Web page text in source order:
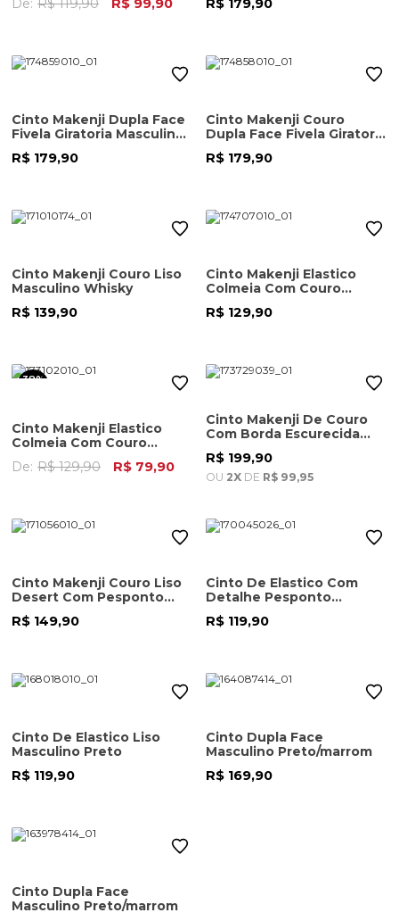
Cinto Makenji Dupla Face
Fivela Giratoria Masculino
R$ 179,90
Cinto Makenji Couro
Dupla Face Fivela Giratoria
R$ 179,90
Cinto Makenji Couro Liso
Masculino Whisky
R$ 139,90
Cinto Makenji Elastico
Colmeia Com Couro
R$ 129,90
38%
Cinto Makenji Elastico
Colmeia Com Couro
Masculino Preto
De: R$ 129,90 R$ 79,90
Cinto Makenji De Couro
Com Borda Escurecida
R$ 199,90
OU 2X DE R$ 99,95
Cinto Makenji Couro Liso
Desert Com Pesponto
R$ 149,90
Cinto De Elastico Com
Detalhe Pesponto
R$ 119,90
Cinto De Elastico Liso
Masculino Preto
R$ 119,90
Cinto Dupla Face
Masculino Preto/marrom
R$ 169,90
Cinto Dupla Face
Masculino Preto/marrom